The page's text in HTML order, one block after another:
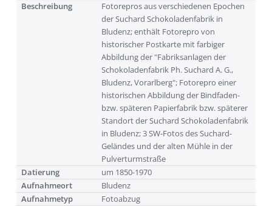
Beschreibung
Fotorepros aus verschiedenen Epochen
der Suchard Schokoladenfabrik in
Bludenz; enthält Fotorepro von
historischer Postkarte mit farbiger
Abbildung der "Fabriksanlagen der
Schokoladenfabrik Ph. Suchard A. G.,
Bludenz, Vorarlberg"; Fotorepro einer
historischen Abbildung der Bindfaden-
bzw. späteren Papierfabrik bzw. späterer
Standort der Suchard Schokoladenfabrik
in Bludenz; 3 SW-Fotos des Suchard-
Geländes und der alten Mühle in der
Pulverturmstraße
Datierung
um 1850-1970
Aufnahmeort
Bludenz
Aufnahmetyp
Fotoabzug